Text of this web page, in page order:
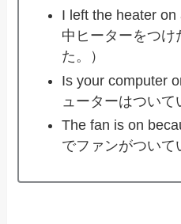
I left the heater
中ヒーターをつけ
た。）
Is your computer
ューターはついて
The fan is on
でファンがついて